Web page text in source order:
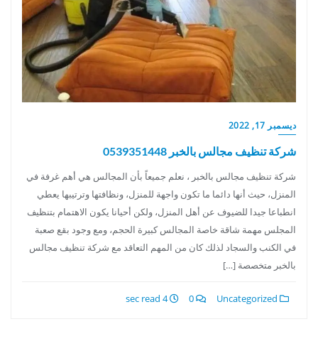
ديسمبر 17, 2022
شركة تنظيف مجالس بالخبر 0539351448
شركة تنظيف مجالس بالخبر ، نعلم جميعاً بأن المجالس هي أهم غرفة في
المنزل، حيث أنها دائما ما تكون واجهة للمنزل، ونظافتها وترتيبها يعطي
انطباعا جيدا للضيوف عن أهل المنزل، ولكن أحيانا يكون الاهتمام بتنظيف
المجلس مهمة شاقة خاصة المجالس كبيرة الحجم، ومع وجود بقع صعبة
في الكنب والسجاد لذلك كان من المهم التعاقد مع شركة تنظيف مجالس
بالخبر متخصصة […]
4 sec read